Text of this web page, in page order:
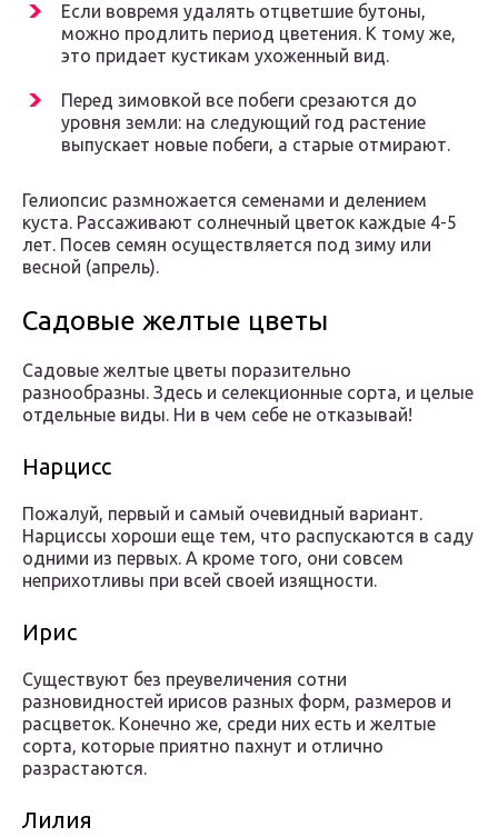
Если вовремя удалять отцветшие бутоны,
можно продлить период цветения. К тому же,
это придает кустикам ухоженный вид.
Перед зимовкой все побеги срезаются до
уровня земли: на следующий год растение
выпускает новые побеги, а старые отмирают.
Гелиопсис размножается семенами и делением
куста. Рассаживают солнечный цветок каждые 4-5
лет. Посев семян осуществляется под зиму или
весной (апрель).
Садовые желтые цветы
Садовые желтые цветы поразительно
разнообразны. Здесь и селекционные сорта, и целые
отдельные виды. Ни в чем себе не отказывай!
Нарцисс
Пожалуй, первый и самый очевидный вариант.
Нарциссы хороши еще тем, что распускаются в саду
одними из первых. А кроме того, они совсем
неприхотливы при всей своей изящности.
Ирис
Существуют без преувеличения сотни
разновидностей ирисов разных форм, размеров и
расцветок. Конечно же, среди них есть и желтые
сорта, которые приятно пахнут и отлично
разрастаются.
Лилия